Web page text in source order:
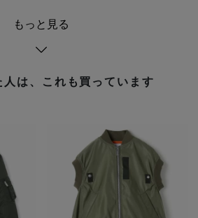
もっと見る
人は、これも買っています